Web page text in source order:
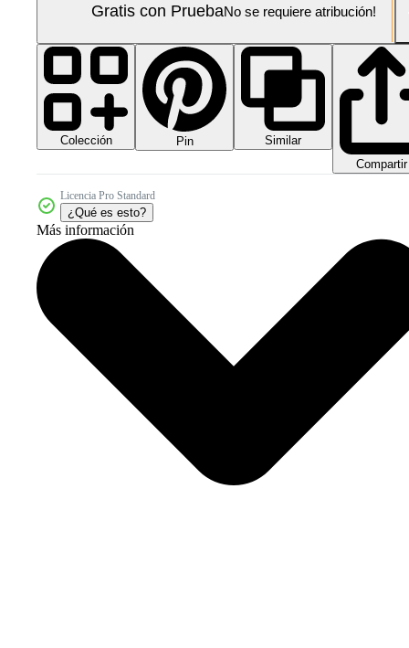
Gratis con PruebaNo se requiere atribución!
Colección Pin
Similar
Compartir
Licencia Pro Standard
¿Qué es esto?
Más información